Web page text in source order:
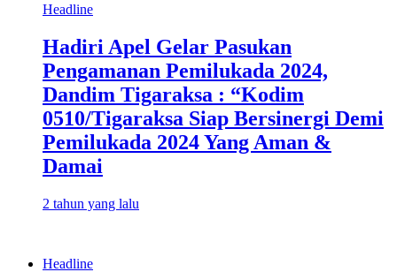
Headline
Hadiri Apel Gelar Pasukan
Pengamanan Pemilukada 2024,
Dandim Tigaraksa : “Kodim
0510/Tigaraksa Siap Bersinergi Demi
Pemilukada 2024 Yang Aman &
Damai
2 tahun yang lalu
Headline